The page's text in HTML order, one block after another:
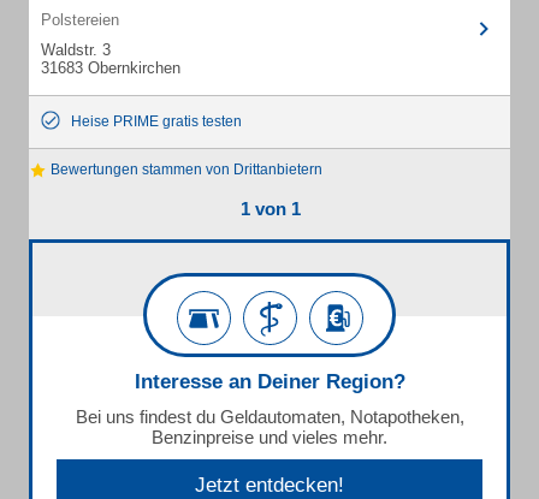
Polstereien
Waldstr. 3
31683 Obernkirchen
Heise PRIME gratis testen
Bewertungen stammen von Drittanbietern
1 von 1
Interesse an Deiner Region?
Bei uns findest du Geldautomaten, Notapotheken,
Benzinpreise und vieles mehr.
Jetzt entdecken!